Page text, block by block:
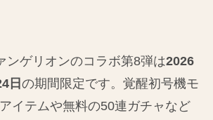
ンゲリオンのコラボ第8弾は2026
日 の期間限定です。覚醒初号機モ
イテムや無料の50連ガチャなど